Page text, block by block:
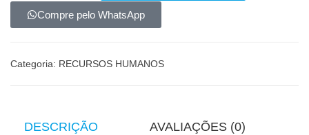
Compre pelo WhatsApp
Categoria: RECURSOS HUMANOS
DESCRIÇÃO AVALIAÇÕES (0)